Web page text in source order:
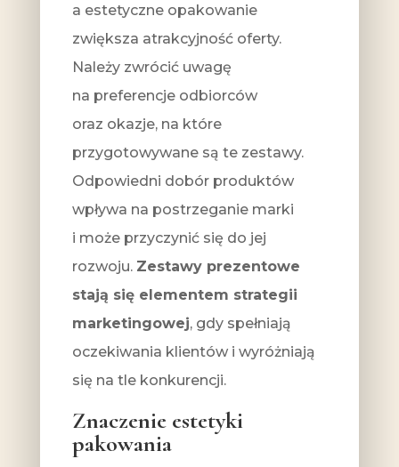
a estetyczne opakowanie
zwiększa atrakcyjność oferty.
Należy zwrócić uwagę
na preferencje odbiorców
oraz okazje, na które
przygotowywane są te zestawy.
Odpowiedni dobór produktów
wpływa na postrzeganie marki
i może przyczynić się do jej
rozwoju. Zestawy prezentowe
stają się elementem strategii
marketingowej, gdy spełniają
oczekiwania klientów i wyróżniają
się na tle konkurencji.
Znaczenie estetyki
pakowania